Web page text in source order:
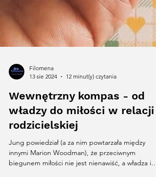
Filomena
13 sie 2024
12 minut(y) czytania
Wewnętrzny kompas - od
władzy do miłości w relacji
rodzicielskiej